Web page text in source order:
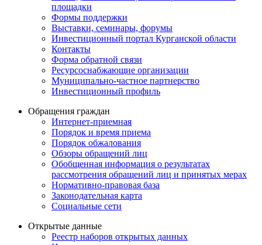
площадки
Формы поддержки
Выставки, семинары, форумы
Инвестиционный портал Курганской области
Контакты
Форма обратной связи
Ресурсоснабжающие организации
Муниципально-частное партнерство
Инвестиционный профиль
Обращения граждан
Интернет-приемная
Порядок и время приема
Порядок обжалования
Обзоры обращений лиц
Обобщенная информация о результатах
рассмотрения обращений лиц и принятых мерах
Нормативно-правовая база
Законодательная карта
Социальные сети
Открытые данные
Реестр наборов открытых данных